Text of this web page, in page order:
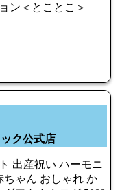
ン＜とことこ＞
ク公式店
出産祝い ハーモニ
ちゃん おしゃれ か